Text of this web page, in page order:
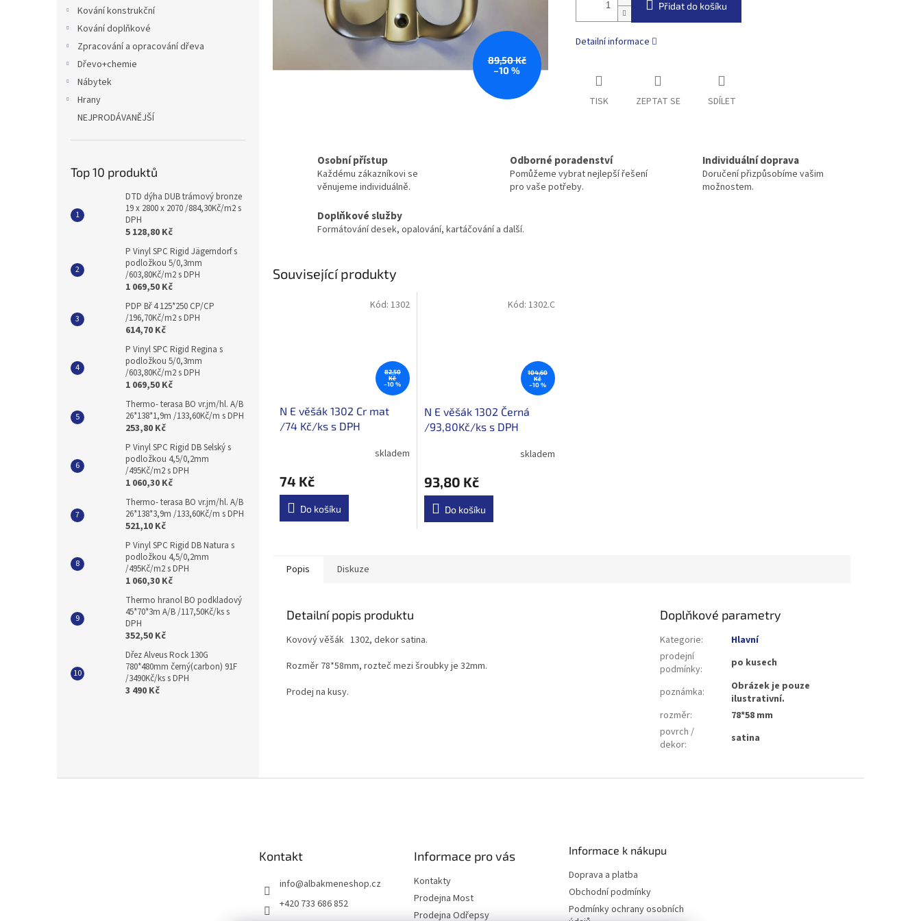
Kování konstrukční
Kování doplňkové
Zpracování a opracování dřeva
Dřevo+chemie
Nábytek
Hrany
NEJPRODÁVANĚJŠÍ
Top 10 produktů
DTD dýha DUB trámový bronze
19 x 2800 x 2070 /884,30Kč/m2 s
DPH
5 128,80 Kč
P Vinyl SPC Rigid Jägerndorf s
podložkou 5/0,3mm
/603,80Kč/m2 s DPH
1 069,50 Kč
PDP Bř 4 125*250 CP/CP
/196,70Kč/m2 s DPH
614,70 Kč
P Vinyl SPC Rigid Regina s
podložkou 5/0,3mm
/603,80Kč/m2 s DPH
1 069,50 Kč
Thermo- terasa BO vr.jm/hl. A/B
26*138*1,9m /133,60Kč/m s DPH
253,80 Kč
P Vinyl SPC Rigid DB Selský s
podložkou 4,5/0,2mm
/495Kč/m2 s DPH
1 060,30 Kč
Thermo- terasa BO vr.jm/hl. A/B
26*138*3,9m /133,60Kč/m s DPH
521,10 Kč
P Vinyl SPC Rigid DB Natura s
podložkou 4,5/0,2mm
/495Kč/m2 s DPH
1 060,30 Kč
Thermo hranol BO podkladový
45*70*3m A/B /117,50Kč/ks s
DPH
352,50 Kč
Dřez Alveus Rock 130G
780*480mm černý(carbon) 91F
/3490Kč/ks s DPH
3 490 Kč
89,50 Kč
–10 %
Přidat do košíku
Detailní informace
TISK ZEPTAT SE SDÍLET
Osobní přístup
Každému zákazníkovi se
věnujeme individuálně.
Odborné poradenství
Pomůžeme vybrat nejlepší řešení
pro vaše potřeby.
Individuální doprava
Doručení přizpůsobíme vašim
možnostem.
Doplňkové služby
Formátování desek, opalování, kartáčování a další.
Související produkty
82,50
Kč
–10 %
N E věšák 1302 Cr mat
/74 Kč/ks s DPH
skladem
74 Kč
Do košíku
Kód: 1302
104,60
Kč
–10 %
N E věšák 1302 Černá
/93,80Kč/ks s DPH
skladem
93,80 Kč
Do košíku
Kód: 1302.C
Popis Diskuze
Detailní popis produktu
Kovový věšák 1302, dekor satina.
Rozměr 78*58mm, rozteč mezi šroubky je 32mm.
Prodej na kusy.
Doplňkové parametry
Kategorie:
Hlavní
prodejní
podmínky: po kusech
poznámka:
Obrázek je pouze
ilustrativní.
rozměr:
78*58 mm
povrch /
dekor: satina
Kontakt
info@albakmeneshop.cz
+420 733 686 852
Informace pro vás
Kontakty
Prodejna Most
Prodejna Odřepsy
Informace k nákupu
Doprava a platba
Obchodní podmínky
Podmínky ochrany osobních